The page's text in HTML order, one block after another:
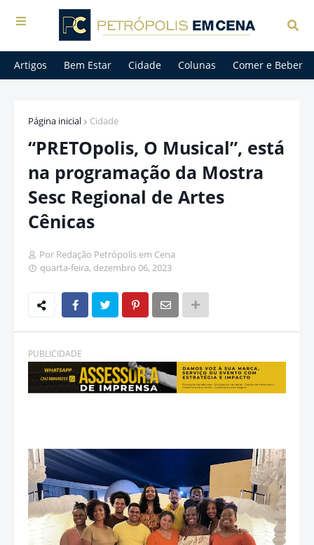
Artigos Bem Estar Cidade Colunas Comer e Beber
Página inicial Cidade
“PRETOpolis, O Musical”, está
na programação da Mostra
Sesc Regional de Artes
Cênicas
Por Redação Petrópolis em Cena
quarta-feira, dezembro 06, 2023
PUBLICIDADE